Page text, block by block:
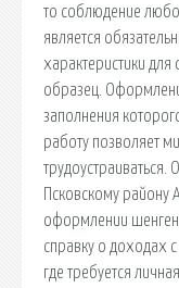
то соблюдение
является
характеристики
образец.
заполнения
работу позволяет
трудоустраиваться.
Псковскому району
оформлении
справку о доходах
где требуется